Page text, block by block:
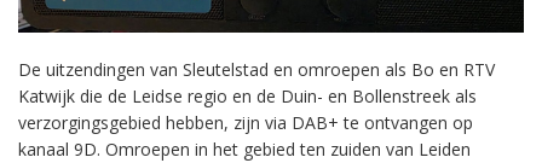
De uitzendingen van Sleutelstad en omroepen als Bo en RTV
Katwijk die de Leidse regio en de Duin- en Bollenstreek als
verzorgingsgebied hebben, zijn via DAB+ te ontvangen op
kanaal 9D. Omroepen in het gebied ten zuiden van Leiden